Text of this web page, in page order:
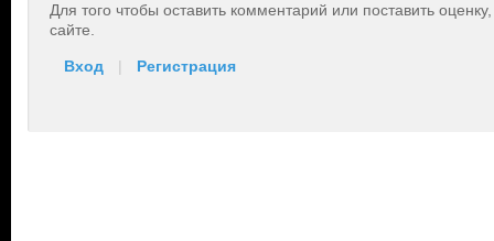
Для того чтобы оставить комментарий или поставить
сайте.
Вход | Регистрация